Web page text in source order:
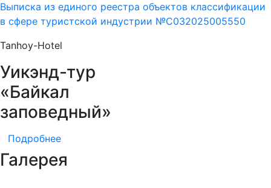
Выписка из единого реестра объектов классификации
в сфере туристской индустрии №С032025005550
Tanhoy-Hotel
Уикэнд-тур
«Байкал
заповедный»
Подробнее
Галерея